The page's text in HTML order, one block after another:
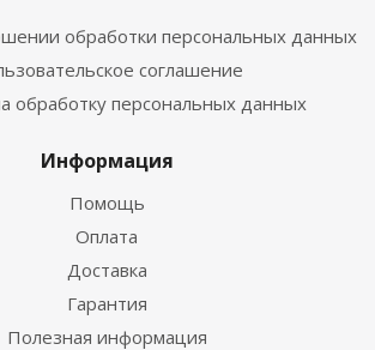
обработки персональных данных
соглашение
обработку персональных данных
Информация
Помощь
Оплата
Доставка
Гарантия
Полезная информация